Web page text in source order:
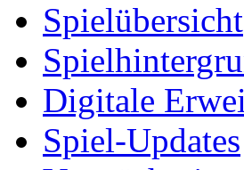
Spielübersicht
Digitale
Spiel-Updates